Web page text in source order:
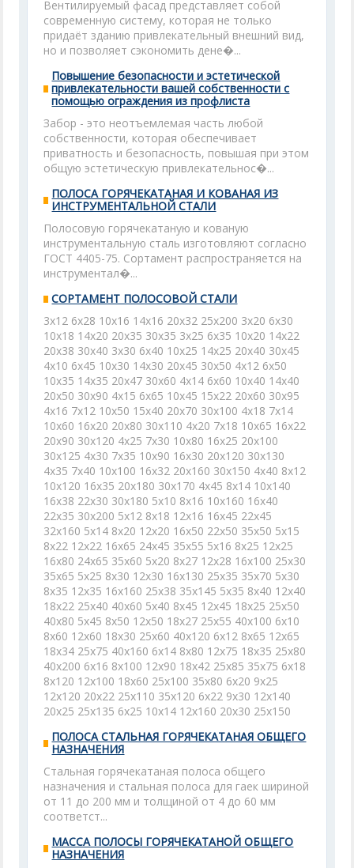
Вентилируемый фасад представляет собой
современную систему, которая не только
придаёт зданию привлекательный внешний вид,
но и позволяет сэкономить дене�...
Повышение безопасности и эстетической
привлекательности вашей собственности с
помощью ограждения из профлиста
Забор - это неотъемлемая часть любой
собственности, которая обеспечивает
приватность и безопасность, повышая при этом
общую эстетическую привлекательнос�...
ПОЛОСА ГОРЯЧЕКАТАНАЯ И КОВАНАЯ ИЗ
ИНСТРУМЕНТАЛЬНОЙ СТАЛИ
Полосовую горячекатаную и кованую
инструментальную сталь изготовляют согласно
ГОСТ 4405-75. Сортамент распространяется на
инструментал�...
СОРТАМЕНТ ПОЛОСОВОЙ СТАЛИ
3x12 6x28 10x16 14x16 20x32 25x200 3x20 6x30
10x18 14x20 20x35 30x35 3x25 6x35 10x20 14x22
20x38 30x40 3x30 6x40 10x25 14x25 20x40 30x45
4x10 6x45 10x30 14x30 20x45 30x50 4x12 6x50
10x35 14x35 20x47 30x60 4x14 6x60 10x40 14x40
20x50 30x90 4x15 6x65 10x45 15x22 20x60 30x95
4x16 7x12 10x50 15x40 20x70 30x100 4x18 7x14
10x60 16x20 20x80 30x110 4x20 7x18 10x65 16x22
20x90 30x120 4x25 7x30 10x80 16x25 20x100
30x125 4x30 7x35 10x90 16x30 20x120 30x130
4x35 7x40 10x100 16x32 20x160 30x150 4x40 8x12
10x120 16x35 20x180 30x170 4x45 8x14 10x140
16x38 22x30 30x180 5x10 8x16 10x160 16x40
22x35 30x200 5x12 8x18 12x16 16x45 22x45
32x160 5x14 8x20 12x20 16x50 22x50 35x50 5x15
8x22 12x22 16x65 24x45 35x55 5x16 8x25 12x25
16x80 24x65 35x60 5x20 8x27 12x28 16x100 25x30
35x65 5x25 8x30 12x30 16x130 25x35 35x70 5x30
8x35 12x35 16x160 25x38 35x145 5x35 8x40 12x40
18x22 25x40 40x60 5x40 8x45 12x45 18x25 25x50
40x80 5x45 8x50 12x50 18x27 25x55 40x100 6x10
8x60 12x60 18x30 25x60 40x120 6x12 8x65 12x65
18x34 25x75 40x160 6x14 8x80 12x75 18x35 25x80
40x200 6x16 8x100 12x90 18x42 25x85 35x75 6x18
8x120 12x100 18x60 25x100 35x80 6x20 9x25
12x120 20x22 25x110 35x120 6x22 9x30 12x140
20x25 25x135 6x25 10x14 12x160 20x30 25x150
ПОЛОСА СТАЛЬНАЯ ГОРЯЧЕКАТАНАЯ ОБЩЕГО
НАЗНАЧЕНИЯ
Стальная горячекатаная полоса общего
назначения и стальная полоса для гаек шириной
от 11 до 200 мм и толщиной от 4 до 60 мм
соответст...
МАССА ПОЛОСЫ ГОРЯЧЕКАТАНОЙ ОБЩЕГО
НАЗНАЧЕНИЯ